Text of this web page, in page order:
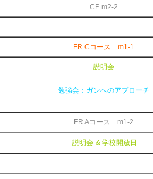
CF m2-2
FR Cコース m1-1
説明会
勉強会：ガンへのアプローチ
FR Aコース m1-2
説明会 &学校開放日